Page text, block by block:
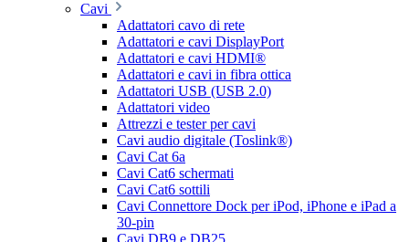
Cavi
Adattatori cavo di rete
Adattatori e cavi DisplayPort
Adattatori e cavi HDMI®
Adattatori e cavi in fibra ottica
Adattatori USB (USB 2.0)
Adattatori video
Attrezzi e tester per cavi
Cavi audio digitale (Toslink®)
Cavi Cat 6a
Cavi Cat6 schermati
Cavi Cat6 sottili
Cavi Connettore Dock per iPod, iPhone e iPad a
30-pin
Cavi DB9 e DB25